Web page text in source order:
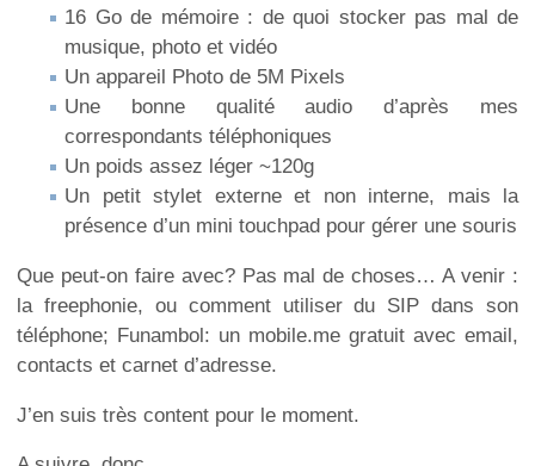
16 Go de mémoire : de quoi stocker pas mal de
musique, photo et vidéo
Un appareil Photo de 5M Pixels
Une bonne qualité audio d’après mes
correspondants téléphoniques
Un poids assez léger ~120g
Un petit stylet externe et non interne, mais la
présence d’un mini touchpad pour gérer une souris
Que peut-on faire avec? Pas mal de choses… A venir :
la freephonie, ou comment utiliser du SIP dans son
téléphone; Funambol: un mobile.me gratuit avec email,
contacts et carnet d’adresse.
J’en suis très content pour le moment.